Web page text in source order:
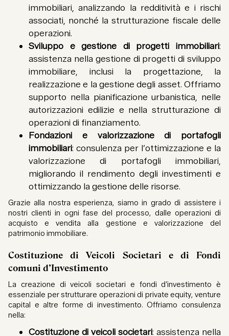
immobiliari, analizzando la redditività e i rischi
associati, nonché la strutturazione fiscale delle
operazioni.
Sviluppo e gestione di progetti immobiliari:
assistenza nella gestione di progetti di sviluppo
immobiliare, inclusi la progettazione, la
realizzazione e la gestione degli asset. Offriamo
supporto nella pianificazione urbanistica, nelle
autorizzazioni edilizie e nella strutturazione di
operazioni di finanziamento.
Fondazioni e valorizzazione di portafogli
immobiliari: consulenza per l’ottimizzazione e la
valorizzazione di portafogli immobiliari,
migliorando il rendimento degli investimenti e
ottimizzando la gestione delle risorse.
Grazie alla nostra esperienza, siamo in grado di assistere i
nostri clienti in ogni fase del processo, dalle operazioni di
acquisto e vendita alla gestione e valorizzazione del
patrimonio immobiliare.
Costituzione di Veicoli Societari e di Fondi
comuni d’Investimento
La creazione di veicoli societari e fondi d’investimento è
essenziale per strutturare operazioni di private equity, venture
capital e altre forme di investimento. Offriamo consulenza
nella:
Costituzione di veicoli societari: assistenza nella